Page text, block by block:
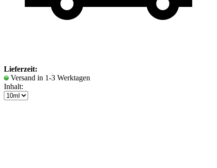
Lieferzeit:
Versand in 1-3 Werktagen
Inhalt: